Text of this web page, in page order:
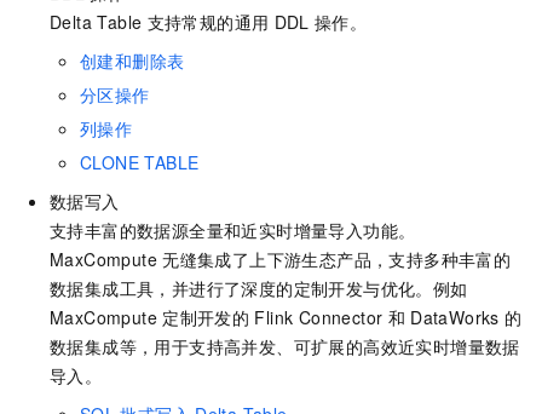
Delta Table 支持常规的通用 DDL 操作。
创建和删除表
分区操作
列操作
CLONE TABLE
数据写入
支持丰富的数据源全量和近实时增量导入功能。
MaxCompute 无缝集成了上下游生态产品，支持多种丰富的
数据集成工具，并进行了深度的定制开发与优化。例如
MaxCompute 定制开发的 Flink Connector 和 DataWorks 的
数据集成等，用于支持高并发、可扩展的高效近实时增量数据
导入。